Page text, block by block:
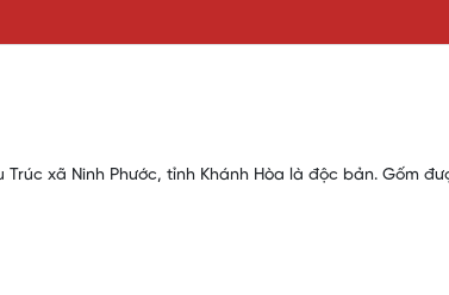
xã Ninh Phước, tỉnh Khánh Hòa là độc bản. Gốm